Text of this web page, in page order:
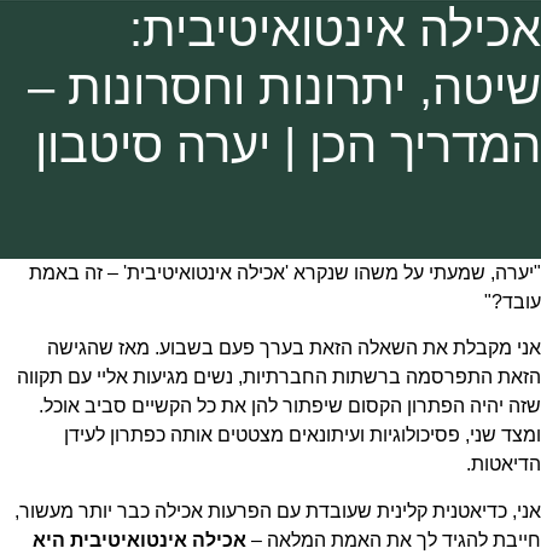
אכילה אינטואיטיבית:
שיטה, יתרונות וחסרונות –
המדריך הכן | יערה סיטבון
"יערה, שמעתי על משהו שנקרא 'אכילה אינטואיטיבית' – זה באמת
עובד?"
אני מקבלת את השאלה הזאת בערך פעם בשבוע. מאז שהגישה
הזאת התפרסמה ברשתות החברתיות, נשים מגיעות אליי עם תקווה
שזה יהיה הפתרון הקסום שיפתור להן את כל הקשיים סביב אוכל.
ומצד שני, פסיכולוגיות ועיתונאים מצטטים אותה כפתרון לעידן
הדיאטות.
אני, כדיאטנית קלינית שעובדת עם הפרעות אכילה כבר יותר מעשור,
חייבת להגיד לך את האמת המלאה – אכילה אינטואיטיבית היא